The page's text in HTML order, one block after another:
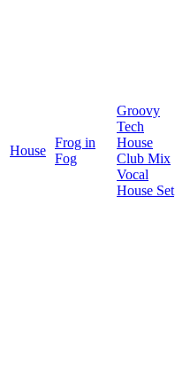
House
Frog in
Fog
Groovy
Tech
House
Club Mix
Vocal
House Set